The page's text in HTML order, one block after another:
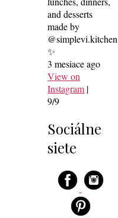
and desserts
made by
@simplevi.kitchen
✨
3 mesiace ago
View on
Instagram |
9/9
Sociálne
siete